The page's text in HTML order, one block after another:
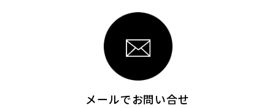
メールでお問い合せ